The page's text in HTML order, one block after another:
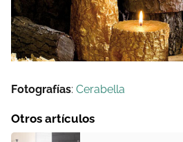
Fotografías: Cerabella
Otros artículos